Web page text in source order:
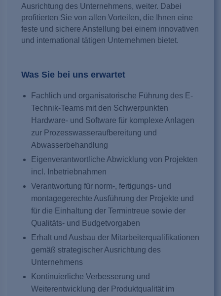
Ausrichtung des Unternehmens, weiter. Dabei
profitierten Sie von allen Vorteilen, die Ihnen eine
feste und sichere Anstellung bei einem innovativen
und international tätigen Unternehmen bietet.
Was Sie bei uns erwartet
Fachlich und organisatorische Führung des E-
Technik-Teams mit den Schwerpunkten
Hardware- und Software für komplexe Anlagen
zur Prozesswasseraufbereitung und
Abwasserbehandlung
Eigenverantwortliche Abwicklung von Projekten
incl. Inbetriebnahmen
Verantwortung für norm-, fertigungs- und
montagegerechte Ausführung der Projekte und
für die Einhaltung der Termintreue sowie der
Qualitäts- und Budgetvorgaben
Erhalt und Ausbau der Mitarbeiterqualifikationen
gemäß strategischer Ausrichtung des
Unternehmens
Kontinuierliche Verbesserung und
Weiterentwicklung der Produktqualität im